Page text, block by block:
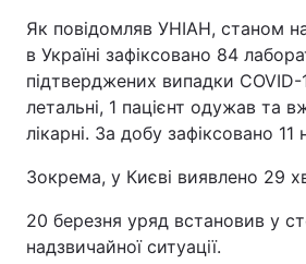
Як повідомляв УНІАН, станом
в Україні зафіксовано 84
підтверджених випадки COVID-
летальні, 1 пацієнт одужав та
лікарні. За добу зафіксовано 11
Зокрема, у Києві виявлено 29
20 березня уряд встановив у
надзвичайної ситуації.